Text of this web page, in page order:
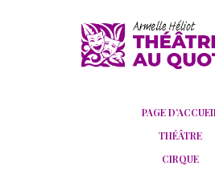
PAGE
THÉÂTRE
CIRQUE